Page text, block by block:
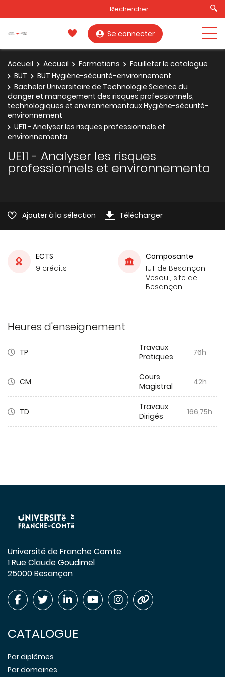
Se connecter
Accueil Accueil Formations
Feuilleter le catalogue
BUT
BUT Hygiène-sécurité-environnement
Bachelor Universitaire de Technologie Science du
danger et management des risques professionnels,
technologiques et environnementaux Hygiène-sécurité-
environnement
UE11 - Analyser les risques professionnels et
environnementa
UE11 - Analyser les risques
professionnels et environnementa
Ajouter à la sélection Télécharger
ECTS
9 crédits
Composante
IUT de Besançon-
Vesoul, site de
Besançon
Heures d'enseignement
TP
Travaux
Pratiques
76h
CM
Cours
Magistral
42h
TD
Travaux
Dirigés
166,75h
Université de Franche Comte
1 Rue Claude Goudimel
25000 Besançon
CATALOGUE
Par diplômes
Par domaines